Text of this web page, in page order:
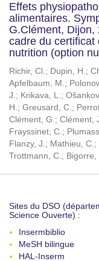
Effets
alimentaires.
G.Clément,
cadre du certificat
nutrition (option
Richir, Cl.; Dupin, H.;
Apfelbaum, M.;
J.; Krikava, L.;
H.; Greusard, C.;
Clément, G.; Clément,
Frayssinet, C.;
Flanzy, J.; Mathieu, C.;
Trottmann, C.; Bigorre,
Sites du DSO
Science Ouverte) :
Insermbiblio
MeSH bilingue
HAL-Inserm